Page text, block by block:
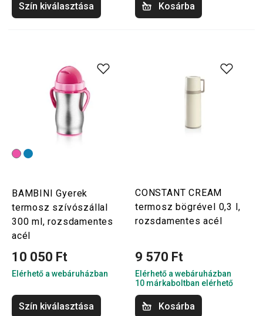
Szín kiválasztása Kosárba
BAMBINI Gyerek
termosz szívószállal
300 ml, rozsdamentes
acél
10 050 Ft
Elérhető a webáruházban
Szín kiválasztása
CONSTANT CREAM
termosz bögrével 0,3 l,
rozsdamentes acél
9 570 Ft
Elérhető a webáruházban
10 márkaboltban elérhető
Kosárba